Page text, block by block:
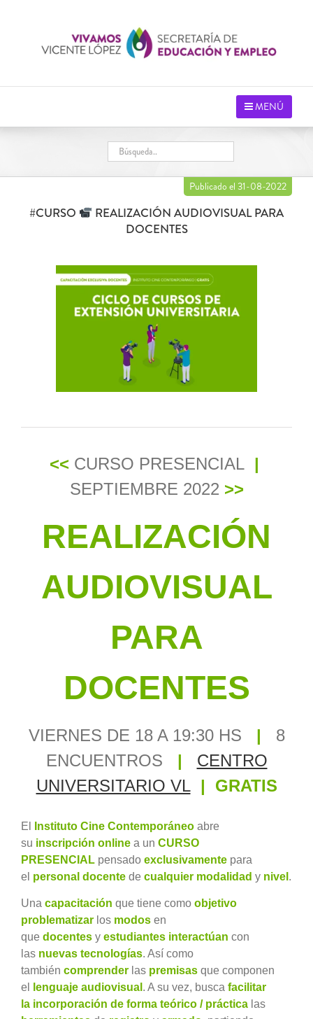
MENÚ
Publicado el 31-08-2022
#CURSO
REALIZACIÓN AUDIOVISUAL PARA
DOCENTES
<< CURSO PRESENCIAL |
SEPTIEMBRE 2022 >>
REALIZACIÓN
AUDIOVISUAL
PARA
DOCENTES
VIERNES DE 18 A 19:30 HS |
8
ENCUENTROS |
CENTRO
UNIVERSITARIO VL | GRATIS
El Instituto Cine Contemporáneoabre
su inscripción online a un CURSO
PRESENCIALpensado exclusivamentepara
el personal docentede cualquier modalidad y nivel .
Una capacitación que tiene como objetivo
problematizarlos modosen
que docentesy estudiantes interactúan con
las nuevas tecnologías. Así como
también comprenderlas premisasque componen
el
lenguaje audiovisual . A su vez, busca facilitar
la incorporación de forma teórico / práctica las